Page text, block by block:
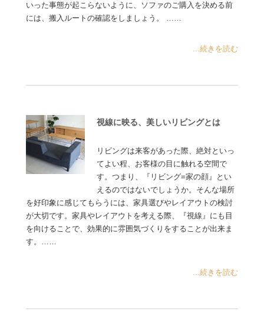
いった事態が起こらないように、ソファのご購入を決める前
には、搬入ルートの確認をしましょう。 ……
...続きを読む
視線に映る、美しいリビングとは
リビングは来客があった際、絶対といっ
てよい程、お客様の目に触れる空間で
す。つまり、『リビング=家の顔』とい
えるのではないでしょうか。そんな場所
を好印象に感じてもらうには、家具選びやレイアウトの検討
が大切です。家具やレイアウトを考える際、『視線』にも目
を向けることで、効果的に雰囲気づくりをすることが出来ま
す。……
...続きを読む